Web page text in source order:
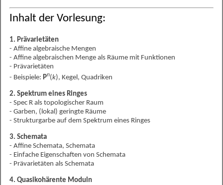
Inhalt der Vorlesung:
1. Prävarietäten
- Affine algebraische Mengen
- Affine algebraischen Menge als Räume mit Funktionen
- Prävarietäten
- Beispiele: Pn(k), Kegel, Quadriken
2. Spektrum eines Ringes
- Spec R als topologischer Raum
- Garben, (lokal) geringte Räume
- Strukturgarbe auf dem Spektrum eines Ringes
3. Schemata
- Affine Schemata, Schemata
- Einfache Eigenschaften von Schemata
- Prävarietäten als Schemata
4. Quasikohärente Moduln